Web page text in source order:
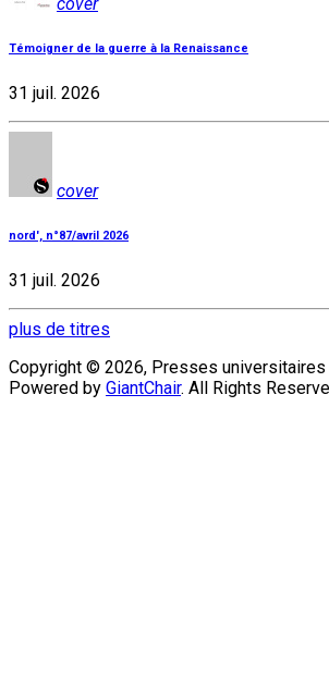
Témoigner de la guerre à la Renaissance
31 juil. 2026
cover
nord', n°87/avril 2026
31 juil. 2026
plus de titres
Copyright © 2026, Presses universitaires
Powered by GiantChair. All Rights